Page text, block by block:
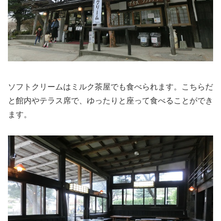
ソフトクリームはミルク茶屋でも食べられます。こちらだ
と館内やテラス席で、ゆったりと座って食べることができ
ます。